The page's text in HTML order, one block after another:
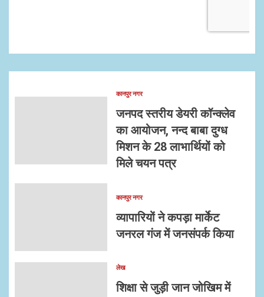
कानपुर नगर
जनपद स्तरीय डेयरी कॉन्क्लेव
का आयोजन, नन्द बाबा दुग्ध
मिशन के 28 लाभार्थियों को
मिले चयन पत्र
कानपुर नगर
व्यापारियों ने कपड़ा मार्केट
जनरल गंज में जनसंपर्क किया
लेख
शिक्षा से जुड़ी जान जोखिम में